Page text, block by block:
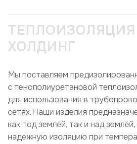
ТЕПЛОИЗОЛЯЦИЯ
ХОЛДИНГ
Мы поставляем
с пенополиуретановой
для использования в
сетях. Наши изделия
как под землёй, так и над
надёжную изоляцию при